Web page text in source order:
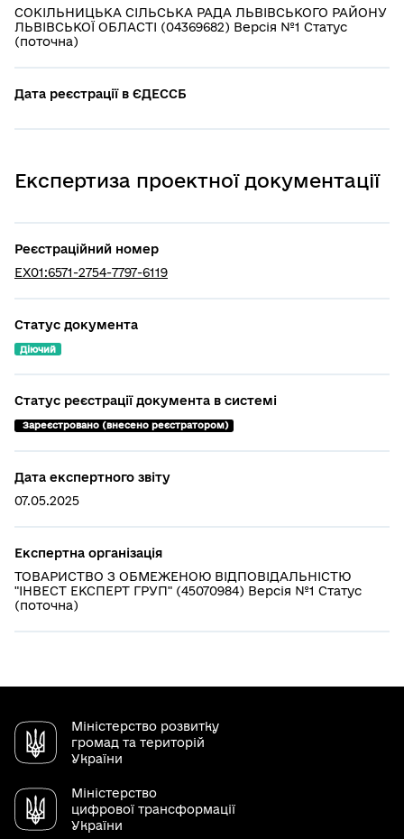
СОКІЛЬНИЦЬКА СІЛЬСЬКА РАДА ЛЬВІВСЬКОГО РАЙОНУ
ЛЬВІВСЬКОЇ ОБЛАСТІ (04369682) Версія №1 Статус
(поточна)
Дата реєстрації в ЄДЕССБ
Експертиза проектної документації
Реєстраційний номер
EX01:6571-2754-7797-6119
Статус документа
Діючий
Статус реєстрації документа в системі
Зареєстровано (внесено реєстратором)
Дата експертного звіту
07.05.2025
Експертна організація
ТОВАРИСТВО З ОБМЕЖЕНОЮ ВІДПОВІДАЛЬНІСТЮ
"ІНВЕСТ ЕКСПЕРТ ГРУП" (45070984) Версія №1 Статус
(поточна)
Міністерство розвитку
громад та територій
України
Міністерство
цифрової трансформації
України